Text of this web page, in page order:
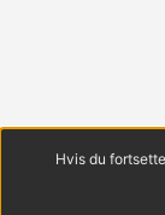
Hvis du